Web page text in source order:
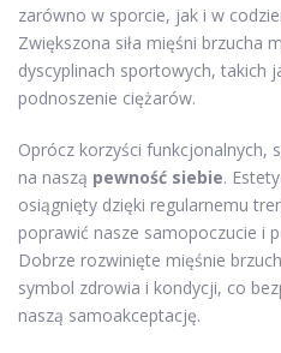
zarówno w sporcie, jak i w
Zwiększona siła mięśni brzucha
dyscyplinach sportowych, takich
podnoszenie ciężarów.
Oprócz korzyści funkcjonalnych,
na naszą pewność siebie.
osiągnięty dzięki regularnemu
poprawić nasze samopoczucie i
Dobrze rozwinięte mięśnie
symbol zdrowia i kondycji, co
naszą samoakceptację.